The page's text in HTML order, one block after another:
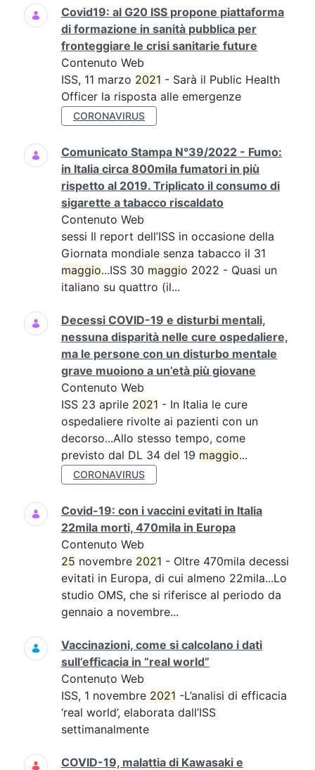
Covid19: al G20 ISS propone piattaforma
di formazione in sanità pubblica per
fronteggiare le crisi sanitarie future
Contenuto Web
ISS, 11 marzo 2021 - Sarà il Public Health
Officer la risposta alle emergenze
CORONAVIRUS
Comunicato Stampa N°39/2022 - Fumo:
in Italia circa 800mila fumatori in più
rispetto al 2019. Triplicato il consumo di
sigarette a tabacco riscaldato
Contenuto Web
sessi Il report dell’ISS in occasione della
Giornata mondiale senza tabacco il 31
maggio...ISS 30 maggio 2022 - Quasi un
italiano su quattro (il...
Decessi COVID-19 e disturbi mentali,
nessuna disparità nelle cure ospedaliere,
ma le persone con un disturbo mentale
grave muoiono a un’età più giovane
Contenuto Web
ISS 23 aprile 2021 - In Italia le cure
ospedaliere rivolte ai pazienti con un
decorso...Allo stesso tempo, come
previsto dal DL 34 del 19 maggio...
CORONAVIRUS
Covid-19: con i vaccini evitati in Italia
22mila morti, 470mila in Europa
Contenuto Web
25 novembre 2021 - Oltre 470mila decessi
evitati in Europa, di cui almeno 22mila...Lo
studio OMS, che si riferisce al periodo da
gennaio a novembre...
Vaccinazioni, come si calcolano i dati
sull’efficacia in “real world”
Contenuto Web
ISS, 1 novembre 2021 -L’analisi di efficacia
‘real world’, elaborata dall’ISS
settimanalmente
COVID-19, malattia di Kawasaki e